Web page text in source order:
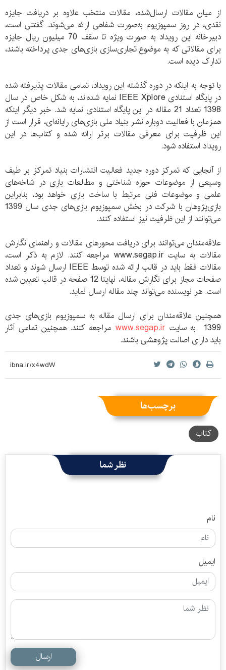
از میان مقالات ارسال‌شده، مقالات منتخب علاوه بر دریافت جایزه
نقدی، در روز سمپوزیوم به‌صورت شفاهی ارائه می‌شوند. گفتنی است،
دبیرخانه این رویداد به صورت ویژه تا سقف 70 میلیون ریال جایزه
برای مقالاتی که به موضوع تجاری‌سازی بازی‌های جدی پرداخته باشند،
تدارک دیده است.
با توجه به اینکه در دوره گذشته این رویداد، تمامی مقالات پذیرفته شده
در پایگاه استنادی IEEE Xplore نمایه شده‌­اند، به شکل خاص در سال
1398 تعداد 21 مقاله در این پایگاه استنادی نمایه شد. خبر دیگر اینکه
هم­زمان با فعالیت دوباره نشر بنیاد ملی بازی‌های رایانه‌ای، قرار است از
این ظرفیت برای معرفی مقالات برتر ارائه شده و کتاب‌ها در این
رویداد استفاده شود.
از آنجایی که تمرکز دوره جدید فعالیت انتشارات بنیاد تمرکز بر طیف
وسیعی از موضوعات حوزه شناختی و مطالعات بازی در شاخه‌های
علمی و موضوعات فنی مرتبط با ساخت بازی خواهد بود، بنابراین
بازی‌پژوهان با شرکت در بخش سمپوزیوم بازی‌های جدی سال 1399
می‌توانند از این ظرفیت نیز استفاده کنند.
علاقه‌مندان می‌توانند برای دریافت محورهای مقالات و راهنمای نگارش
مقالات به سایت www.segap.ir مراجعه کنند. لازم به ذکر است،
مقالات فقط باید در قالب ارائه شده توسط IEEE ارسال شوند و تعداد
صفحات مجاز برای نگارش مقاله، نهایتا 12 صفحه در قالب تعیین شده
است. هر نویسنده می‌تواند چند مقاله ارسال نماید.
همچنین علاقه‌مندان برای ارسال مقاله به سمپوزیوم بازی‌های جدی
1399 به سایت
www.segap.ir مراجعه کنند. همچنین تمامی آثار
باید دارای اصالت پژوهشی باشند.
برچسب‌ها
کتاب
نظر شما
نام
ایمیل
ارسال